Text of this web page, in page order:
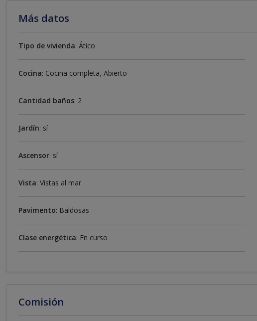
Más datos
Tipo de vivienda: Ático
Cocina: Cocina completa, Abierto
Cantidad baños: 2
Jardín: sí
Ascensor: sí
Vista: Vistas al mar
Pavimento: Baldosas
Clase energética: En curso
Comisión